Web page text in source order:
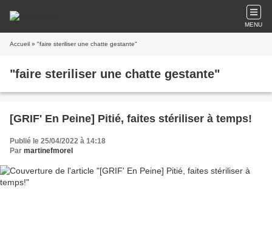
MENU
Accueil » "faire steriliser une chatte gestante"
"faire steriliser une chatte gestante"
[GRIF' En Peine] Pitié, faites stériliser à temps!
Publié le 25/04/2022 à 14:18
Par martinefmorel